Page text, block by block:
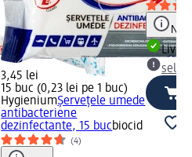
3,45 lei
15 buc (0,23 lei pe 1 buc)
HygieniumȘervețele umede
antibacteriene
dezinfectante, 15 bucbiocid
(4)
Notă